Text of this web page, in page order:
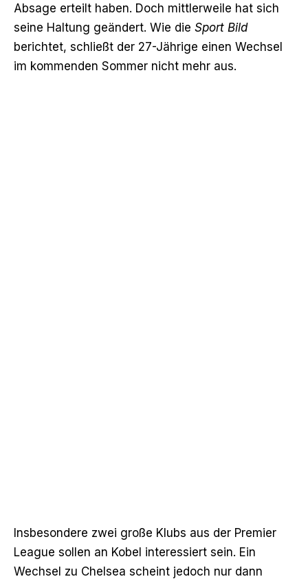
Absage erteilt haben. Doch mittlerweile hat sich
seine Haltung geändert. Wie die Sport Bild
berichtet, schließt der 27-Jährige einen Wechsel
im kommenden Sommer nicht mehr aus.
Insbesondere zwei große Klubs aus der Premier
League sollen an Kobel interessiert sein. Ein
Wechsel zu Chelsea scheint jedoch nur dann